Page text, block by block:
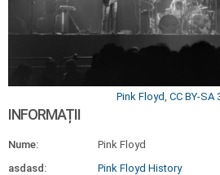
Pink Floyd, CC BY-SA
INFORMAȚII
Nume:
Pink Floyd
asdasd:
Pink Floyd History